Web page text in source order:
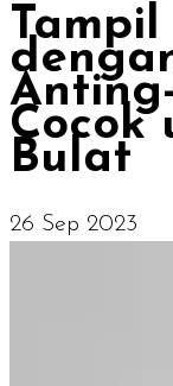
Cocok
Bulat
26 Sep 2023